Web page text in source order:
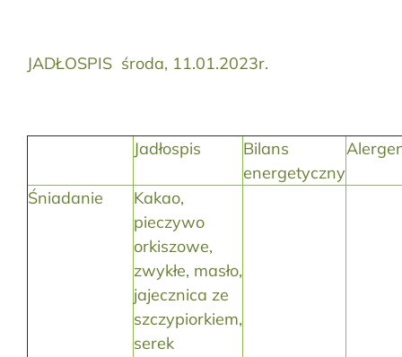
JADŁOSPIS środa, 11.01.2023r.
Jadłospis
Bilans
energetyczny
Śniadanie
Kakao,
pieczywo
orkiszowe,
zwykłe, masło,
jajecznica ze
szczypiorkiem,
serek